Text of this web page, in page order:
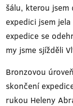
šálu, kterou jsem
expedici jsem
expedice se
my jsme sjížděli
Bronzovou
skončení
rukou Heleny